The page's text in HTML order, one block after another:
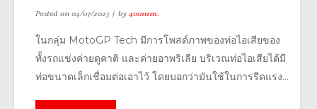
Posted on04/07/2023 by400mm.
ในกลุ่ม MotoGP Tech มีการโพสต์ภาพของท่อไอเสียของ
ทั้งรถแข่งค่ายดูคาติ และค่ายอาพริเลีย บริเวณท่อไอเสียได้มี
ท่อขนาดเล็กเชื่อมต่อเอาไว้ โดยบอกว่ามันใช้ในการรีดแรง...